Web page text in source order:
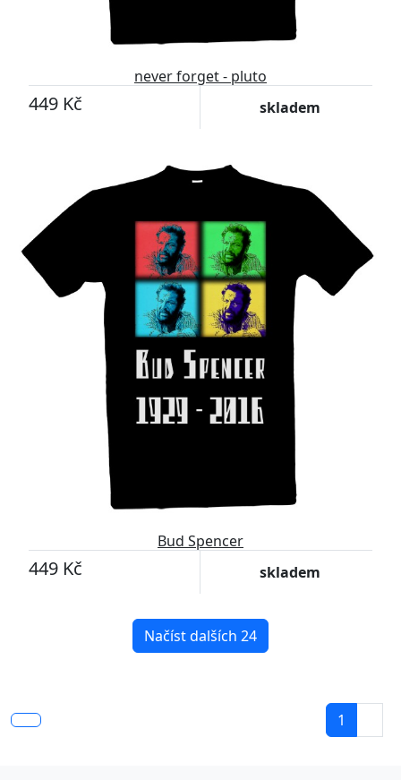
never forget - pluto
449 Kč skladem
Bud Spencer
449 Kč skladem
Načíst dalších 24
1